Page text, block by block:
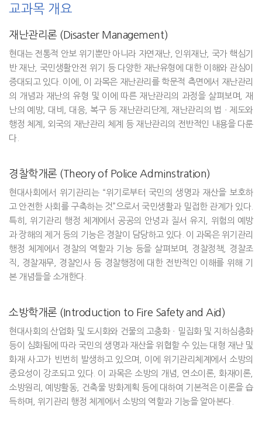
교과목 개요
재난관리론 (Disaster Management)
현대는 전통적 안보 위기뿐만 아니라 자연재난, 인위재난, 국가 핵심기
반 재난, 국민생활안전 위기 등 다양한 재난유형에 대한 이해와 관심이
증대되고 있다. 이에, 이 과목은 재난관리를 학문적 측면에서 재난관리
의 개념과 재난의 유형 및 이에 따른 재난관리의 과정을 살펴보며, 재
난의 예방, 대비, 대응, 복구 등 재난관리단계, 재난관리의 법ㆍ제도와
행정 체계, 외국의 재난관리 체계 등 재난관리의 전반적인 내용을 다룬
다.
경찰학개론 (Theory of Police Adminstration)
현대사회에서 위기관리는 “위기로부터 국민의 생명과 재산을 보호하
고 안전한 사회를 구축하는 것”으로서 국민생활과 밀접한 관계가 있다.
특히, 위기관리 행정 체계에서 공공의 안녕과 질서 유지, 위험의 예방
과 장해의 제거 등의 기능은 경찰이 담당하고 있다. 이 과목은 위기관리
행정 체계에서 경찰의 역할과 기능 등을 살펴보며, 경찰정책, 경찰조
직, 경찰재무, 경찰인사 등 경찰행정에 대한 전반적인 이해를 위해 기
본 개념들을 소개한다.
소방학개론 (Introduction to Fire Safety and Aid)
현대사회의 산업화 및 도시화와 건물의 고충화ㆍ밀집화 및 지하심층화
등이 심화됨에 따라 국민의 생명과 재산을 위협할 수 있는 대형 재난 및
화재 사고가 빈번히 발생하고 있으며, 이에 위기관리체계에서 소방의
중요성이 강조되고 있다. 이 과목은 소방의 개념, 연소이론, 화재이론,
소방원리, 예방활동, 건축물 방화계획 등에 대하여 기본적은 이론을 습
득하며, 위기관리 행정 체계에서 소방의 역할과 기능을 알아본다.